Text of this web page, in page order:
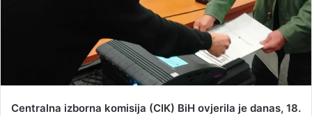
Centralna izborna komisija (CIK) BiH ovjerila je danas, 18.